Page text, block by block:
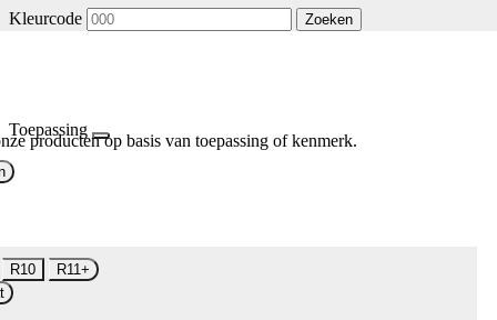
Kleurcode Zoeken
Toepassing
producten op basis van toepassing of kenmerk.
R10
R11+